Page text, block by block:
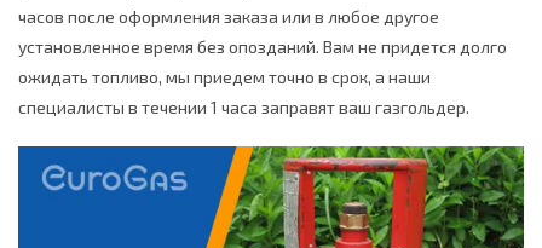
часов после оформления заказа или в любое другое
установленное время без опозданий. Вам не придется долго
ожидать топливо, мы приедем точно в срок, а наши
специалисты в течении 1 часа заправят ваш газгольдер.